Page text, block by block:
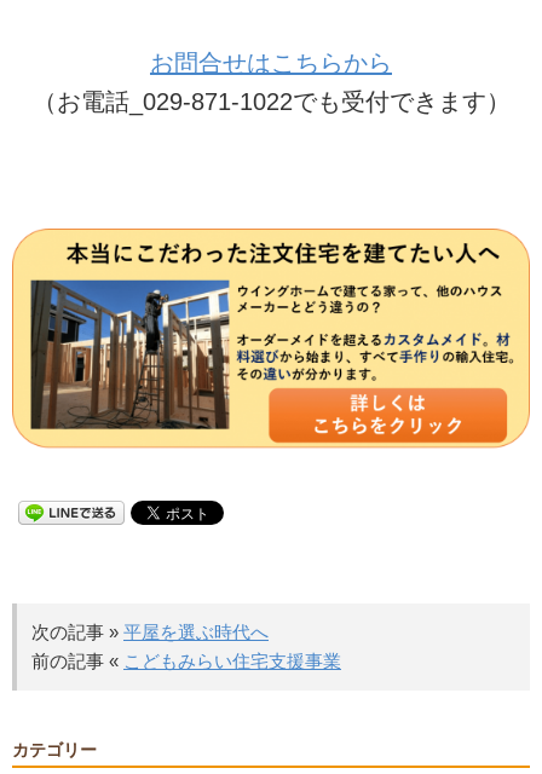
お問合せはこちらから
（お電話_029-871-1022でも受付できます）
次の記事 » 平屋を選ぶ時代へ
前の記事 « こどもみらい住宅支援事業
カテゴリー